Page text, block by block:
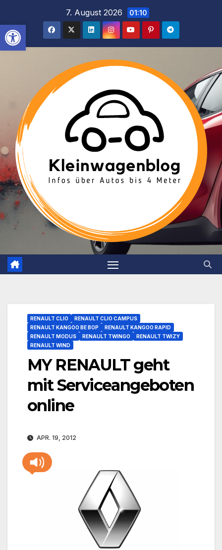
Werkzeugleiste öffnen
springen
7. August 2026 01:10
RENAULT CLIO
RENAULT CLIO CAMPUS
RENAULT KANGOO BE BOP
RENAULT KANGOO RAPID
RENAULT MODUS
RENAULT TWINGO
RENAULT TWIZY
RENAULT WIND
MY RENAULT geht
mit Serviceangeboten
online
APR. 19, 2012